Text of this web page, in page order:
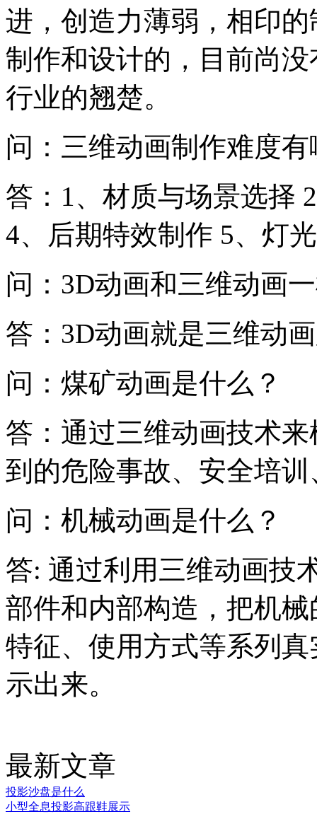
进，创造力薄弱，相印
制作和设计的，目前尚
行业的翘楚。
问：三维动画制作难度有
答：1、材质与场景选择
4、后期特效制作 5、灯
问：3D动画和三维动画
答：3D动画就是三维动
问：煤矿动画是什么？
答：通过三维动画技术
到的危险事故、安全培
问：机械动画是什么？
答: 通过利用三维动画技
部件和内部构造，把机
特征、使用方式等系列
示出来。
最新文章
投影沙盘是什么
小型全息投影高跟鞋展示